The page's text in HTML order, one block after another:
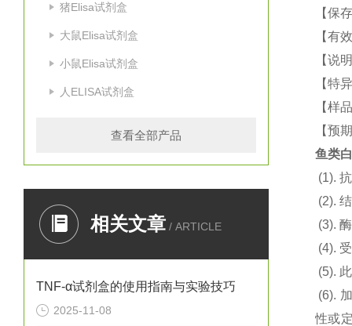
猪Elisa试剂盒
大鼠Elisa试剂盒
小鼠Elisa试剂盒
人ELISA试剂盒
查看全部产品
相关文章 / ARTICLE
TNF-α试剂盒的使用指南与实验技巧
2025-11-08
【保
【有
【说
【特
【样
【预
鱼类
(1).
(2).
(3).
(4).
(5).
(6).
性或